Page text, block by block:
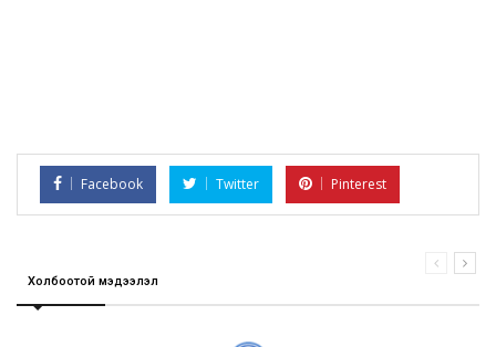
Facebook Twitter Pinterest
Холбоотой мэдээлэл